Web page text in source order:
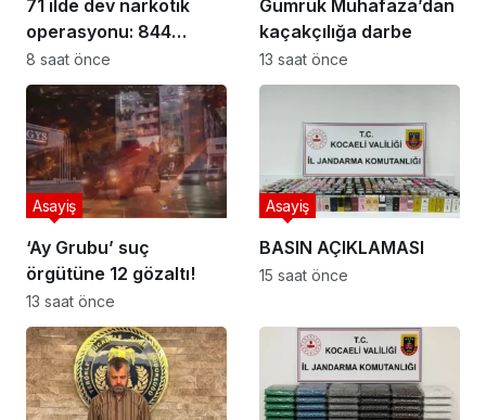
71 ilde dev narkotik
operasyonu: 844
tutuklama
8 saat önce
Gümrük Muhafaza’dan
kaçakçılığa darbe
13 saat önce
‘Ay Grubu’ suç
örgütüne 12 gözaltı!
Asayiş
13 saat önce
BASIN AÇIKLAMASI
Asayiş
15 saat önce